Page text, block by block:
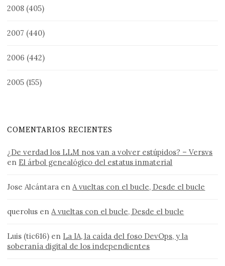
2008 (405)
2007 (440)
2006 (442)
2005 (155)
COMENTARIOS RECIENTES
¿De verdad los LLM nos van a volver estúpidos? – Versvs
en El árbol genealógico del estatus inmaterial
Jose Alcántara enA vueltas con el bucle, Desde el bucle
querolus enA vueltas con el bucle, Desde el bucle
Luis (tic616) en La IA, la caída del foso DevOps, y la
soberanía digital de los independientes